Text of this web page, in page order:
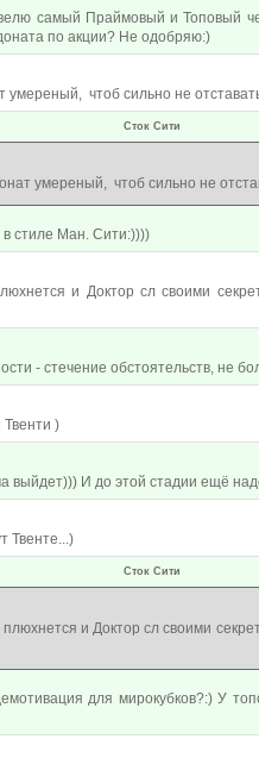
самый Праймовый и Топовый
по акции? Не одобряю:)
умереный, чтоб сильно не
Сток Сити
умереный, чтоб сильно не
в стиле Ман. Сити:))))
и Доктор сл своими
- стечение обстоятельств, не
)
выйдет))) И до этой стадии ещё
Твенте...)
Сток Сити
и Доктор сл своими
для мирокубков?:) У